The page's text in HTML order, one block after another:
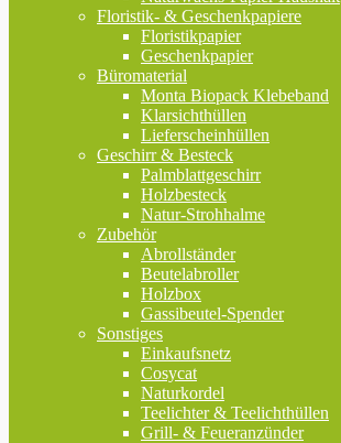
Floristik- & Geschenkpapiere
Floristikpapier
Geschenkpapier
Büromaterial
Monta Biopack Klebeband
Klarsichthüllen
Lieferscheinhüllen
Geschirr & Besteck
Palmblattgeschirr
Holzbesteck
Natur-Strohhalme
Zubehör
Abrollständer
Beutelabroller
Holzbox
Gassibeutel-Spender
Sonstiges
Einkaufsnetz
Cosycat
Naturkordel
Teelichter & Teelichthüllen
Grill- & Feueranzünder